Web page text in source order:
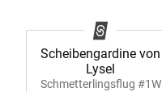
Scheibengardine von
Lysel
Schmetterlingsflug #1W